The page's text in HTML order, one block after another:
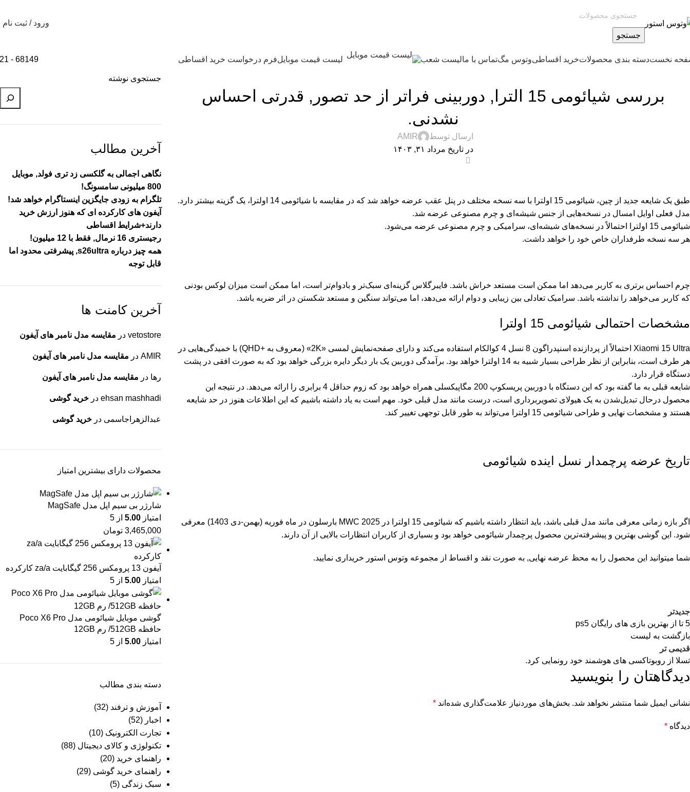
جستجو
ورود / ثبت نام
نخستدسته بندی محصولاتخرید اقساطیوتوس مگتماس با مالیست شعب لیست قیمت موبایلفرم درخواست خرید اقساطی 68149 - 021
بررسی شیائومی 15 الترا, دوربینی فراتر از حد تصور, قدرتی احساس
نشدنی.
ارسال توسط
AMIR
در تاریخ مرداد ۳۱, ۱۴۰۳
طبق یک شایعه جدید از چین، شیائومی 15 اولترا با سه نسخه مختلف در پنل عقب عرضه خواهد شد که در مقایسه با شیائومی 14 اولترا، یک گزینه بیشتر دارد.
مدل فعلی اوایل امسال در نسخه‌هایی از جنس شیشه‌ای و چرم مصنوعی عرضه شد.
شیائومی 15 اولترا احتمالاً در نسخه‌های شیشه‌ای، سرامیکی و چرم مصنوعی عرضه می‌شود.
هر سه نسخه طرفداران خاص خود را خواهد داشت.
چرم احساس برتری به کاربر می‌دهد اما ممکن است مستعد خراش باشد. فایبرگلاس گزینه‌ای سبک‌تر و بادوام‌تر است، اما ممکن است میزان لوکس بودنی
که کاربر می‌خواهد را نداشته باشد. سرامیک تعادلی بین زیبایی و دوام ارائه می‌دهد، اما می‌تواند سنگین و مستعد شکستن در اثر ضربه باشد.
مشخصات احتمالی شیائومی 15 اولترا
Xiaomi 15 Ultra احتمالاً از پردازنده اسنپدراگون 8 نسل 4 کوالکام استفاده می‌کند و دارای صفحه‌نمایش لمسی «2K» (معروف به +QHD) با خمیدگی‌هایی در
هر طرف است، بنابراین از نظر طراحی بسیار شبیه به 14 اولترا خواهد بود. برآمدگی دوربین یک بار دیگر دایره بزرگی خواهد بود که به صورت افقی در پشت
دستگاه قرار دارد.
شایعه قبلی به ما گفته بود که این دستگاه با دوربین پریسکوپ 200 مگاپیکسلی همراه خواهد بود که زوم حداقل 4 برابری را ارائه می‌دهد. در نتیجه این
محصول درحال تبدیل‌شدن به یک هیولای تصویربرداری است، درست مانند مدل قبلی خود. مهم است به یاد داشته باشیم که این اطلاعات هنوز در حد شایعه
هستند و مشخصات نهایی و طراحی شیائومی
تاریخ عرضه پرچمدار نسل اینده شیائومی
اگر بازه زمانی معرفی مانند مدل قبلی باشد، باید انتظار داشته باشیم که شیائومی 15 اولترا در 2025 MWC بارسلون در ماه فوریه (بهمن-دی 1403) معرفی
شود. این گوشی بهترین و پیشرفته‌ترین محصول پرچمدار شیائومی خواهد بود و بسیاری از کاربران انتظارات بالایی از آن دارند.
شما میتوانید این محصول را به محظ عرضه نهایی, به صورت نقد و اقساط از مجموعه وتوس استور خریداری نمایید.
جدیدتر
5 تا از بهترین بازی های رایگان ps5
بازگشت به لیست
قدیمی تر
تسلا از روبوتاکسی های هوشمند خود رونمایی کرد.
دیدگاهتان را بنویسید
نشانی ایمیل شما منتشر نخواهد شد. بخش‌های موردنیاز علامت‌گذاری شده‌اند *
دیدگاه *
جستجوی نوشته
آخرین مطالب
نگاهی اجمالی به گلکسی زد تری فولد, موبایل
800 میلیونی سامسونگ!
تلگرام به زودی جایگزین اینستاگرام خواهد شد!
آیفون های کارکرده ای که هنوز ارزش خرید
دارند+شرایط اقساطی
رجیستری 16 نرمال, فقط با 12 میلیون!
همه چیز درباره s26ultra, پیشرفتی محدود اما
قابل توجه
آخرین کامنت ها
vetostore در مقایسه مدل نامبر های آیفون
AMIR در مقایسه مدل نامبر های آیفون
رها در مقایسه مدل نامبر های آیفون
ehsan mashhadi درخرید گوشی
عبدالزهراجاسمی درخرید گوشی
محصولات دارای بیشترین امتیاز
شارژر بی سیم اپل مدل MagSafe
امتیاز5.00 از 5
3,465,000 تومان
آیفون 13 پرومکس 256 گیگابایت za/a کارکرده
امتیاز5.00 از 5
گوشی موبایل شیائومی مدل Poco X6 Pro
حافظه 512GB/ رم 12GB
امتیاز5.00 از 5
دسته بندی مطالب
آموزش و ترفند (32)
اخبار (52)
تجارت الکترونیک (10)
تکنولوژی و کالای دیجیتال (88)
راهنمای خرید (20)
راهنمای خرید گوشی (29)
سبک زندگی (5)